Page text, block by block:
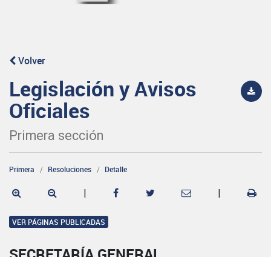
Volver
Legislación y Avisos
Oficiales
Primera sección
Primera Resoluciones Detalle
| |
VER PÁGINAS PUBLICADAS